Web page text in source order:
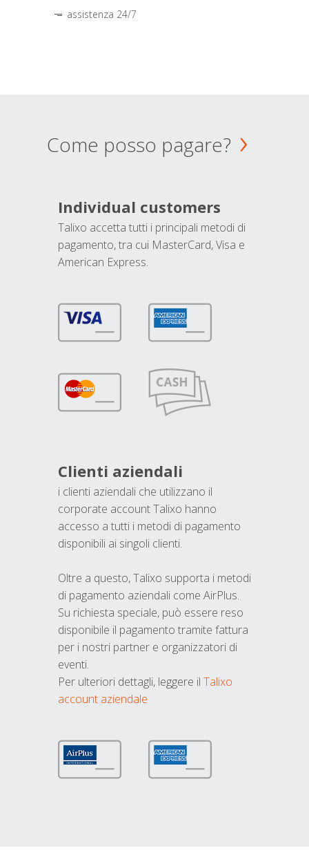
assistenza 24/7
Come posso pagare?
Individual customers
Talixo accetta tutti i principali metodi di
pagamento, tra cui MasterCard, Visa e
American Express.
Clienti aziendali
i clienti aziendali che utilizzano il
corporate account Talixo hanno
accesso a tutti i metodi di pagamento
disponibili ai singoli clienti.
Oltre a questo, Talixo supporta i metodi
di pagamento aziendali come AirPlus.
Su richiesta speciale, può essere reso
disponibile il pagamento tramite fattura
per i nostri partner e organizzatori di
eventi.
Per ulteriori dettagli, leggere il Talixo
account aziendale